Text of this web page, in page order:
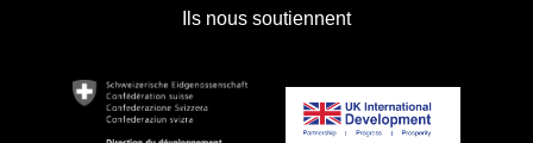
Ils nous soutiennent